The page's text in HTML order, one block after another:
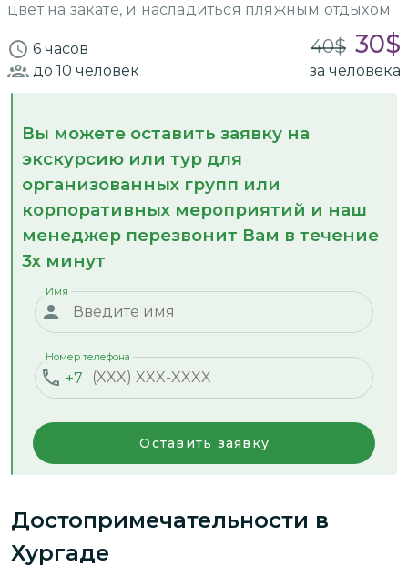
цвет на закате, и насладиться пляжным отдыхом
6 часов 40$ 30$
до 10 человек за человека
Вы можете оставить заявку на
экскурсию или тур для
организованных групп или
корпоративных мероприятий и наш
менеджер перезвонит Вам в течение
3х минут
Имя
+7
Номер телефона
Оставить заявку
Достопримечательности в
Хургаде